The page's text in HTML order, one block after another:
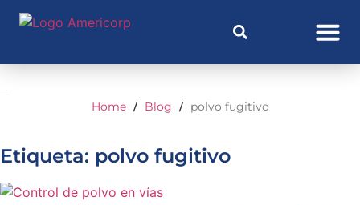
Home / Blog / polvo fugitivo
Etiqueta: polvo fugitivo